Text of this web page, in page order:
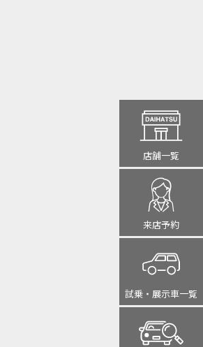
店舗一覧
来店予約
試乗・展示車一覧